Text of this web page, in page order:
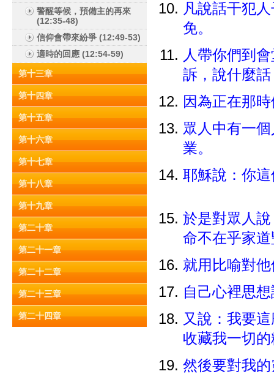
警醒等候，預備主的再來
(12:35-48)
信仰會帶來紛爭 (12:49-53)
適時的回應 (12:54-59)
第十三章
第十四章
第十五章
第十六章
第十七章
第十八章
第十九章
第二十章
第二十一章
第二十二章
第二十三章
第二十四章
凡說話干犯
免。
人帶你們到
訴，說什麼
因為正在那
眾人中有一
業。
耶穌說：你
於是對眾人
命不在乎家
就用比喻對
自己心裡思
又說：我要
收藏我一切
然後要對我